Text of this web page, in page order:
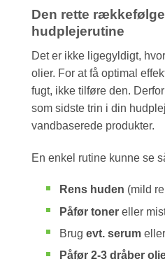
Den rette
hudplejerutine
Det er ikke ligegyldigt,
olier. For at få optimal
fugt, ikke tilføre den.
som sidste trin i din
vandbaserede produkter.
En enkel rutine kunne se
Rens huden (mild
Påfør tonereller
Brug evt. serumeller
Påfør 2-3 dråber